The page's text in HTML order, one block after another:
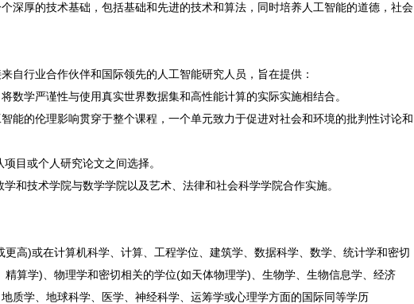
深厚的技术基础，包括基础和先进的技术和算法，同时培养人工智能的道德，社会
自行业合作伙伴和国际领先的人工智能研究人员，旨在提供：
数学严谨性与使用真实世界数据集和高性能计算的实际实施相结合。
能的伦理影响贯穿于整个课程，一个单元致力于促进对社会和环境的批判性讨论和
目或个人研究论文之间选择。
和技术学院与数学学院以及艺术、法律和社会科学学院合作实施。
更高)或在计算机科学、计算、工程学位、建筑学、数据科学、数学、统计学和密切
精算学)、物理学和密切相关的学位(如天体物理学)、生物学、生物信息学、经济
质学、地球科学、医学、神经科学、运筹学或心理学方面的国际同等学历